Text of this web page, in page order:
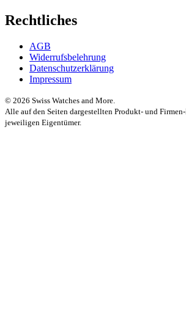
Rechtliches
AGB
Widerrufsbelehrung
Datenschutzerklärung
Impressum
© 2026 Swiss Watches and More.
Alle auf den Seiten dargestellten Produkt- und
jeweiligen Eigentümer.